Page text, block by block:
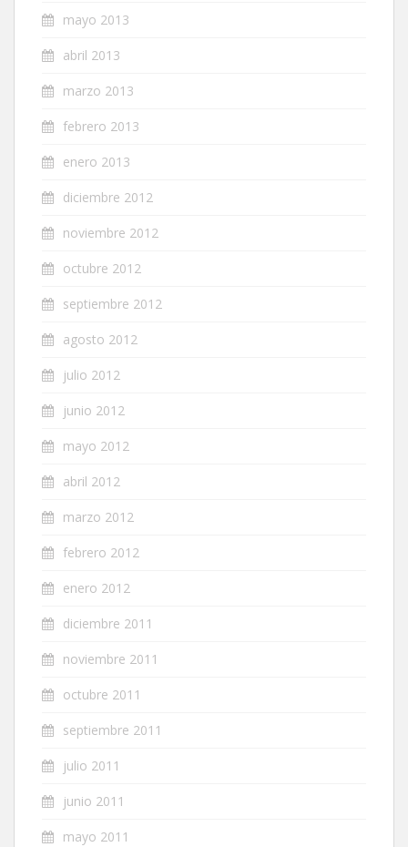
mayo 2013
abril 2013
marzo 2013
febrero 2013
enero 2013
diciembre 2012
noviembre 2012
octubre 2012
septiembre 2012
agosto 2012
julio 2012
junio 2012
mayo 2012
abril 2012
marzo 2012
febrero 2012
enero 2012
diciembre 2011
noviembre 2011
octubre 2011
septiembre 2011
julio 2011
junio 2011
mayo 2011